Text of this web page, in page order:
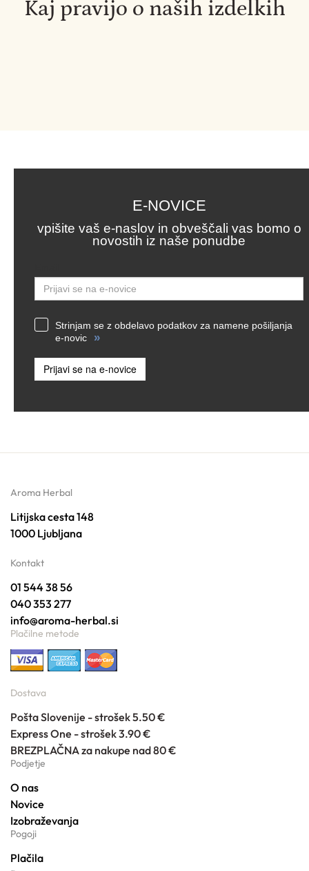
Kaj pravijo o naših izdelkih
E-NOVICE
vpišite vaš e-naslov in obveščali vas bomo o
novostih iz naše ponudbe
Strinjam se z obdelavo podatkov za namene pošiljanja
e-novic
»
Prijavi se na e-novice
Aroma Herbal
Litijska cesta 148
1000 Ljubljana
Kontakt
01 544 38 56
040 353 277
info@aroma-herbal.si
Plačilne metode
Dostava
Pošta Slovenije - strošek 5.50 €
Express One - strošek 3.90 €
BREZPLAČNA za nakupe nad 80 €
Podjetje
O nas
Novice
Izobraževanja
Pogoji
Plačila